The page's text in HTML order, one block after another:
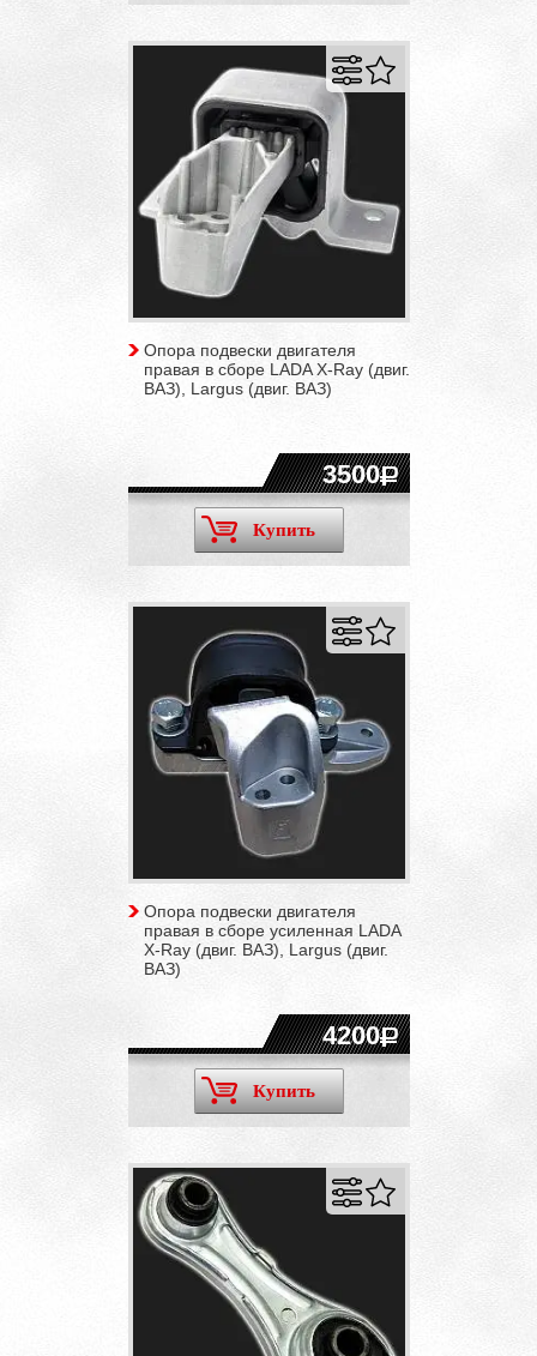
Опора подвески двигателя
правая в сборе LADA X-Ray (двиг.
ВАЗ), Largus (двиг. ВАЗ)
3500
Купить
Опора подвески двигателя
правая в сборе усиленная LADA
X-Ray (двиг. ВАЗ), Largus (двиг.
ВАЗ)
4200
Купить